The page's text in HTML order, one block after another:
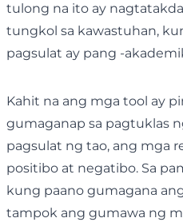
tulong na ito ay
tungkol sa kawastuhan,
pagsulat ay pang -
Kahit na ang mga tool ay
gumaganap sa pagtuklas
pagsulat ng tao, ang mga
positibo at negatibo. Sa
kung paano gumagana
tampok ang gumawa ng